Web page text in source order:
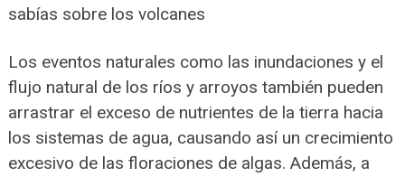
sabías sobre los volcanes
Los eventos naturales como las inundaciones y el
flujo natural de los ríos y arroyos también pueden
arrastrar el exceso de nutrientes de la tierra hacia
los sistemas de agua, causando así un crecimiento
excesivo de las floraciones de algas. Además, a